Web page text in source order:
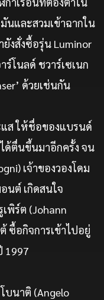
นและสวมเข้าฉากใน
ยังสั่งซื้อรุ่น Luminor
โนลด์ ชวาร์เซเนก
ด้วยเช่นกัน
ส ให้ชื่อของแบรนด์
ด้ตื่นขึ้นมาอีกครั้ง จน
เจ้าของวองโดม
นต์ เกิดสนใจ
พิร์ต (Johann
ซื้อกิจการเข้าไปอยู่
1997
บนาติ (Angelo